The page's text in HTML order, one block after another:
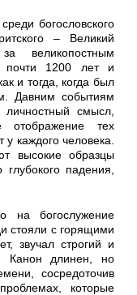
богословского
– Великий
великопостным
почти 1200 лет и
и тогда, когда был
Давним событиям
смысл,
отображение тех
каждого человека.
высокие образцы
падения,
на богослужение
стояли с горящими
звучал строгий и
Канон длинен, но
сосредоточив
которые